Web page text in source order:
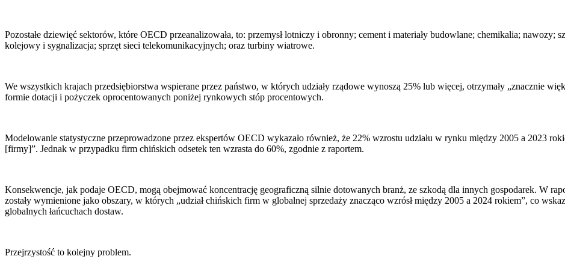
Pozostałe dziewięć sektorów, które OECD przeanalizowała, to: przemysł lotniczy i obronny; cement i materiały budowlane; chemikalia; nawozy;
kolejowy i sygnalizacja; sprzęt sieci telekomunikacyjnych; oraz turbiny wiatrowe.
We wszystkich krajach przedsiębiorstwa wspierane przez państwo, w których udziały rządowe wynoszą 25% lub więcej, otrzymały „znacznie
formie dotacji i pożyczek oprocentowanych poniżej rynkowych stóp procentowych.
Modelowanie statystyczne przeprowadzone przez ekspertów OECD wykazało również, że 22% wzrostu udziału w rynku między 2005 a 2023
[firmy]”. Jednak w przypadku firm chińskich odsetek ten wzrasta do 60%, zgodnie z raportem.
Konsekwencje, jak podaje OECD, mogą obejmować koncentrację geograficzną silnie dotowanych branż, ze szkodą dla innych gospodarek. W
zostały wymienione jako obszary, w których „udział chińskich firm w globalnej sprzedaży znacząco wzrósł między 2005 a 2024 rokiem”, co
globalnych łańcuchach dostaw.
Przejrzystość to kolejny problem.